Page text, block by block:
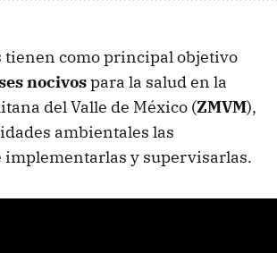
tienen como principal objetivo
nocivospara la salud en la
del Valle de México (ZMVM),
ambientales las
implementarlas y supervisarlas.